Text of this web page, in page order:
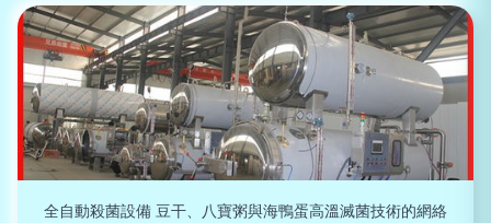
全自動殺菌設備 豆干、八寶粥與海鴨蛋高溫滅菌技術的網絡